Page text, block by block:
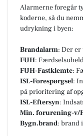
Alarmerne foregår
koderne, så du
udrykning i byen:
Brandalarm: Der
FUH:
FUH-Fastklemte:
ISL-Forespørgsel:
på prioritering af
ISL-Eftersyn:
Min. forurening-v/
Bygn.brand: brand